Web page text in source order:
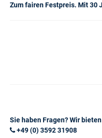
Zum fairen Festpreis. Mit 30
Sie haben Fragen? Wir
+49 (0) 3592 31908